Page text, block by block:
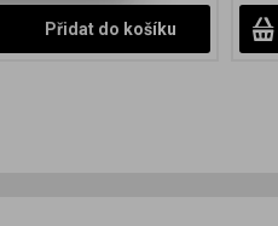
Přidat do košíku